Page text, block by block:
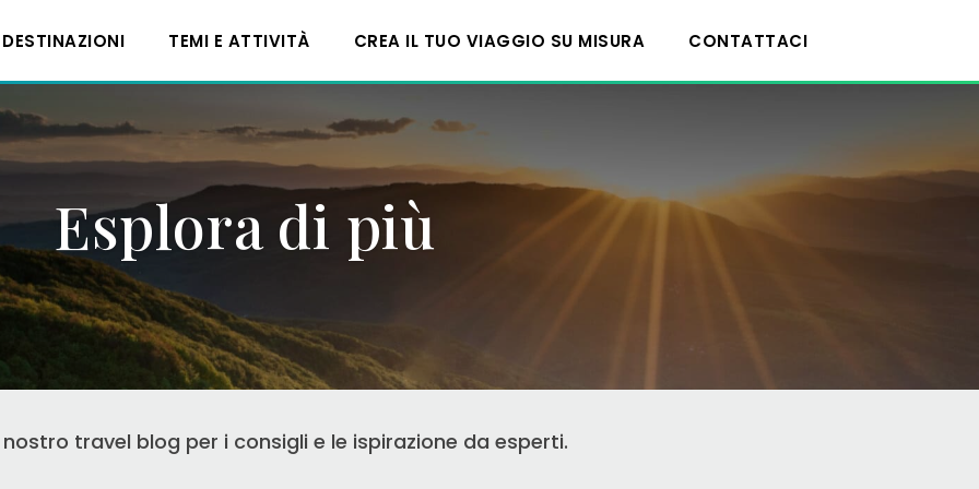
DESTINAZIONI TEMI E ATTIVITÀ CREA IL TUO VIAGGIO SU MISURA CONTATTACI
Esplora di più
nostro travel blog per i consigli e le ispirazione da esperti.